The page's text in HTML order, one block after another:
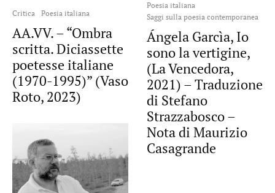
Critica Poesia italiana
AA.VV. – “Ombra
scritta. Diciassette
poetesse italiane
(1970-1995)” (Vaso
Roto, 2023)
Poesia italiana
Saggi sulla poesia contemporanea
Ángela Garcìa, Io
sono la vertigine,
(La Vencedora,
2021) – Traduzione
di Stefano
Strazzabosco –
Nota di Maurizio
Casagrande